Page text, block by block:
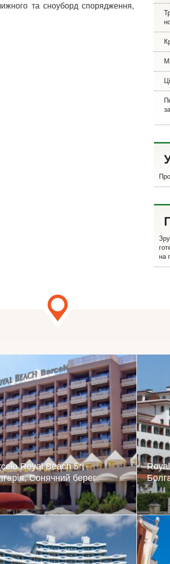
та сноуборд спорядження,
на
Royal Beach 5*,
Сонячний берег
розташований в
частині курорту
берег, відмінна
красива